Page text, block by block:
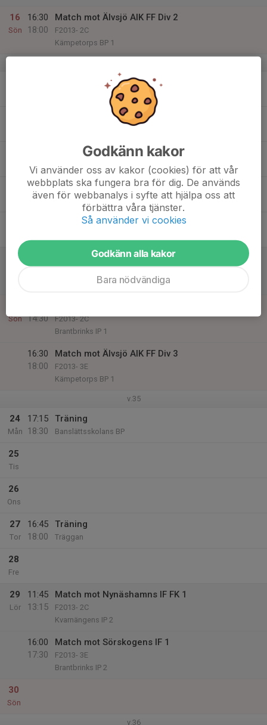
16
Sön
16:30
18:00
Match mot Älvsjö AIK FF Div 2
F2013- 2C
Kämpetorps BP 1
Banslättsskolans BP
16:45
18:00
Träning
Träggan
22 Match mot Sätra SK 1
Vårbergs IP 2
Sön
14:30
F2013- 2C
Brantbrinks IP 1
16:30
18:00
Match mot Älvsjö AIK FF Div 3
F2013- 3E
Kämpetorps BP 1
v.35
24
Mån
17:15
18:30
Träning
Banslättsskolans BP
25
Tis
26
Ons
27
Tor
16:45
18:00
Träning
Träggan
28
Fre
29
Lör
11:45
13:15
Match mot Nynäshamns IF FK 1
F2013- 2C
Kvarnängens IP 2
16:00
17:30
Match mot Sörskogens IF 1
F2013- 3E
Brantbrinks IP 2
30
Sön
v.36
Godkänn kakor
Vi använder oss av kakor (cookies) för att vår
webbplats ska fungera bra för dig. De används
även för webbanalys i syfte att hjälpa oss att
förbättra våra tjänster.
Så använder vi cookies
Godkänn alla kakor
Bara nödvändiga